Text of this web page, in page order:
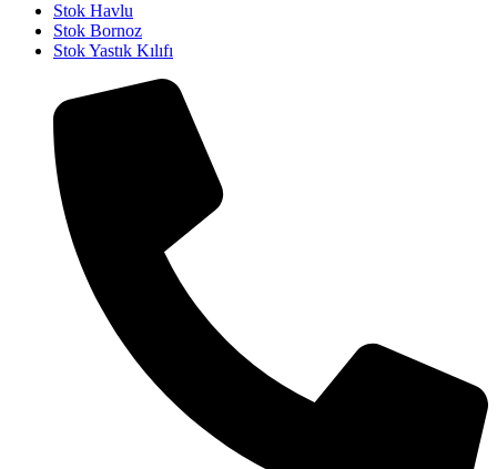
Stok Havlu
Stok Bornoz
Stok Yastık Kılıfı